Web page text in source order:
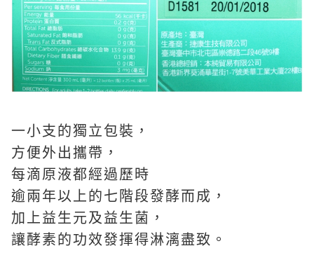
一小支的獨立包裝，
方便外出攜帶，
每滴原液都經過歷時
逾兩年以上的七階段發酵而成，
加上益生元及益生菌，
讓酵素的功效發揮得淋漓盡致。